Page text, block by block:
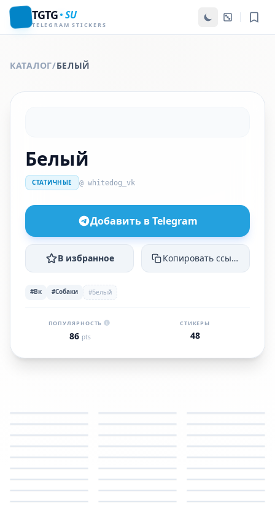
TGTG SU
TELEGRAM STICKERS
КАТАЛОГ/БЕЛЫЙ
Белый
СТАТИЧНЫЕ @ whitedog_vk
Добавить в Telegram
В избранное Копировать ссылку
#Вк #Собаки #Белый
ПОПУЛЯРНОСТЬ
86 pts
СТИКЕРЫ
48